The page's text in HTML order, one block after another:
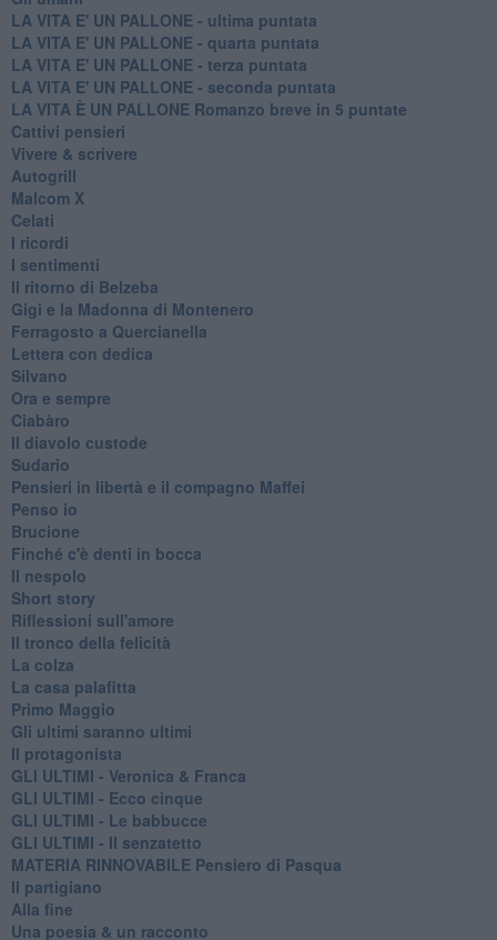
LA VITA E' UN PALLONE - ultima puntata
LA VITA E' UN PALLONE - quarta puntata
LA VITA E' UN PALLONE - terza puntata
LA VITA E' UN PALLONE - seconda puntata
LA VITA È UN PALLONE Romanzo breve in 5 puntate
Cattivi pensieri
Vivere & scrivere
Autogrill
Malcom X
Celati
I ricordi
I sentimenti
Il ritorno di Belzeba
Gigi e la Madonna di Montenero
Ferragosto a Quercianella
Lettera con dedica
Silvano
Ora e sempre
Ciabàro
Il diavolo custode
Sudario
Pensieri in libertà e il compagno Maffei
Penso io
Brucione
Finché c'è denti in bocca
Il nespolo
Short story
Riflessioni sull'amore
Il tronco della felicità
La colza
La casa palafitta
Primo Maggio
Gli ultimi saranno ultimi
Il protagonista
GLI ULTIMI - Veronica & Franca
GLI ULTIMI - Ecco cinque
GLI ULTIMI - Le babbucce
GLI ULTIMI - Il senzatetto
MATERIA RINNOVABILE Pensiero di Pasqua
Il partigiano
Alla fine
Una poesia & un racconto